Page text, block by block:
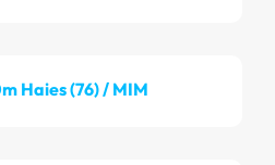
Haies (76) / MIM